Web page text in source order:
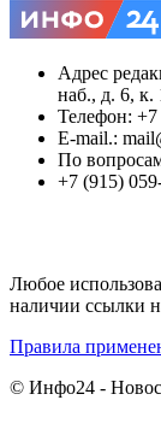
Адрес
наб., д. 6, к.
Телефон:
E-mail.:
По
+7 (915)
Любое
наличии ссылки
Правила
© Инфо24 -